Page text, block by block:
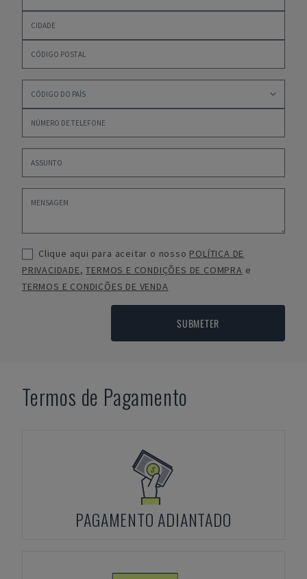
Clique aqui para aceitar o nosso POLÍTICA DE
PRIVACIDADE,TERMOS E CONDIÇÕES DE COMPRA e
TERMOS E CONDIÇÕES DE VENDA
SUBMETER
Termos de Pagamento
PAGAMENTO ADIANTADO